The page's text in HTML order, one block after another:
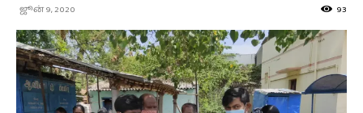
ஜூன் 9, 2020 93